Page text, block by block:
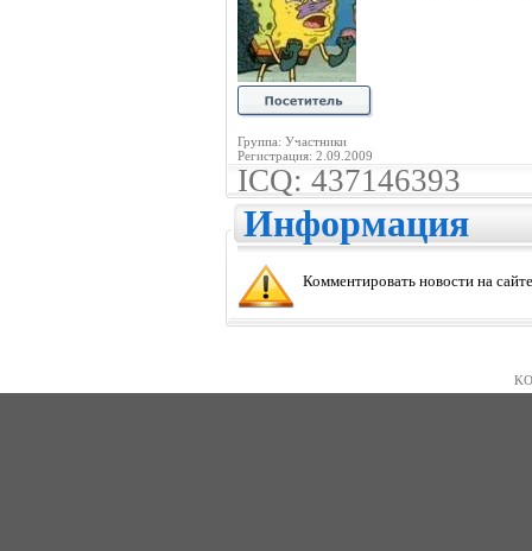
Группа: Участники
Регистрация: 2.09.2009
ICQ: 437146393
Информация
Комментировать новости на